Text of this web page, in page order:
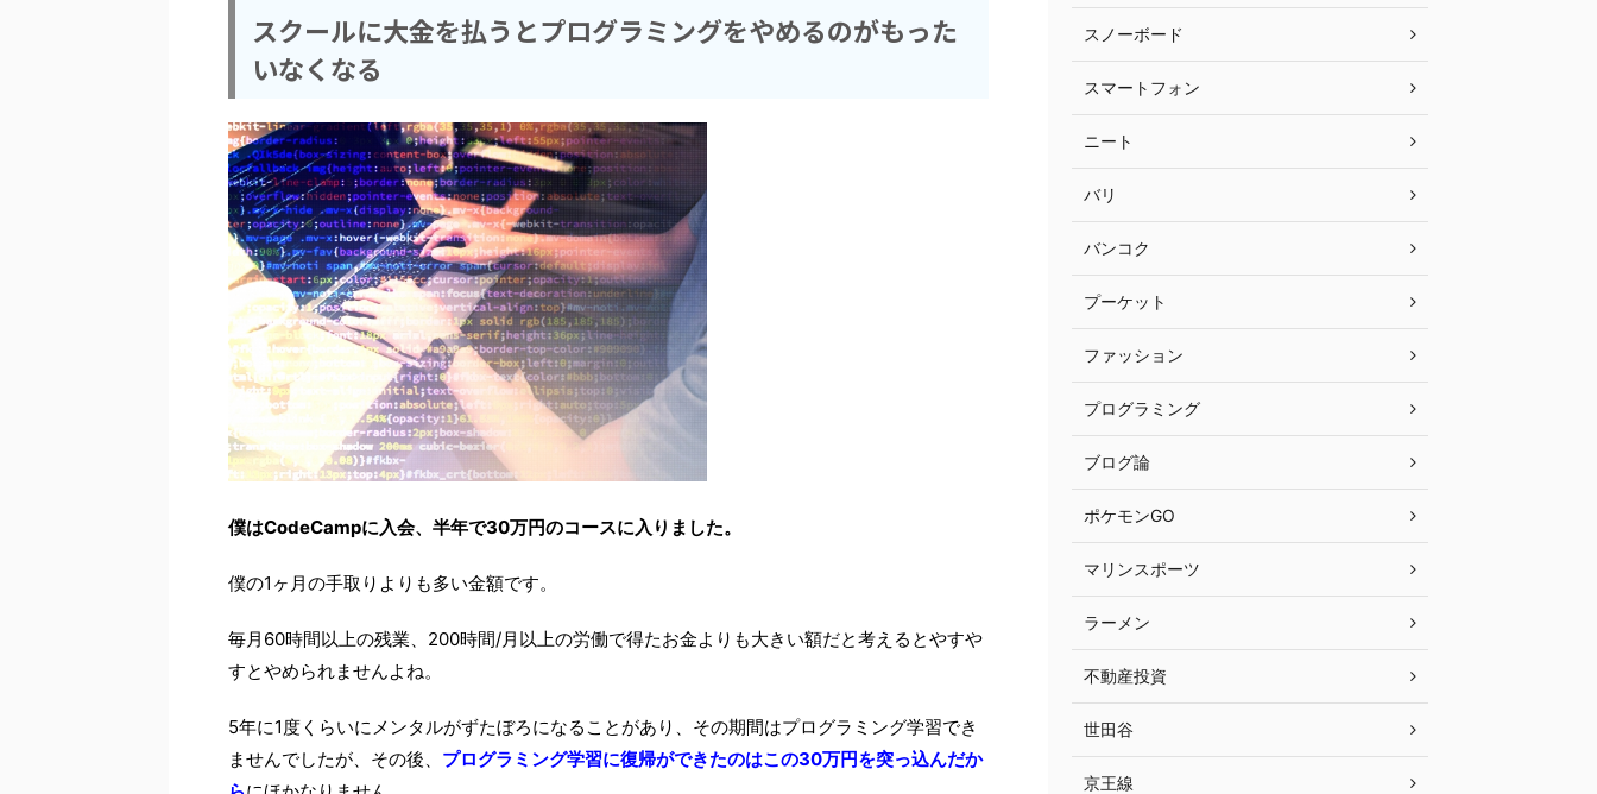
スクールに大金を払うとプログラミングをやめるのがもった
いなくなる
僕はCodeCampに入会、半年で30万円のコースに入りました。
僕の1ヶ月の手取りよりも多い金額です。
毎月60時間以上の残業、200時間/月以上の労働で得たお金よりも大きい額だと考えるとやすや
すとやめられませんよね。
5年に1度くらいにメンタルがずたぼろになることがあり、その期間はプログラミング学習でき
ませんでしたが、その後、 プログラミング学習に復帰ができたのはこの30万円を突っ込んだか
スノーボード
スマートフォン
ニート
バリ
バンコク
プーケット
ファッション
プログラミング
ブログ論
ポケモンGO
マリンスポーツ
ラーメン
不動産投資
世田谷
京王線